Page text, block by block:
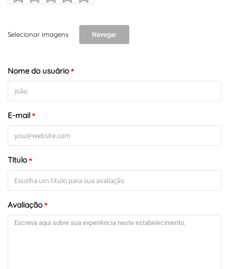
Selecionar imagens Navegar
Nome do usuário*
E-mail*
Título*
Avaliação*